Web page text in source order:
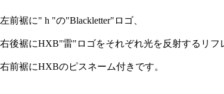
左前裾に" h "の"Blackletter"ロゴ、
右後裾にHXB"雷"ロゴをそれぞれ光を反射するリフ
右前裾にHXBのピスネーム付きです。